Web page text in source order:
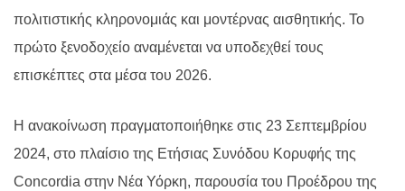
πολιτιστικής κληρονομιάς και μοντέρνας αισθητικής. Το
πρώτο ξενοδοχείο αναμένεται να υποδεχθεί τους
επισκέπτες στα μέσα του 2026.
Η ανακοίνωση πραγματοποιήθηκε στις 23 Σεπτεμβρίου
2024, στο πλαίσιο της Ετήσιας Συνόδου Κορυφής της
Concordia στην Νέα Υόρκη, παρουσία του Προέδρου της